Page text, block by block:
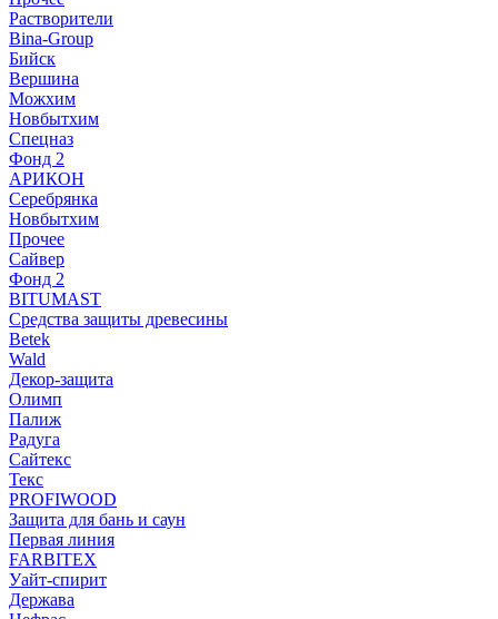
Растворители
Bina-Group
Бийск
Вершина
Можхим
Новбытхим
Спецназ
Фонд 2
АРИКОН
Серебрянка
Новбытхим
Прочее
Сайвер
Фонд 2
BITUMAST
Средства защиты древесины
Betek
Wald
Декор-защита
Олимп
Палиж
Радуга
Сайтекс
Текс
PROFIWOOD
Защита для бань и саун
Первая линия
FARBITEX
Уайт-спирит
Держава